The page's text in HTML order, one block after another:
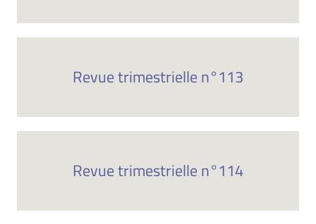
Revue trimestrielle n°113
Revue trimestrielle n°114